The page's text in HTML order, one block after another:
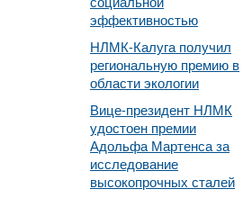
эффективностью
НЛМК-Калуга получил
региональную премию в
области экологии
Вице-президент НЛМК
удостоен премии
Адольфа Мартенса за
исследование
высокопрочных сталей